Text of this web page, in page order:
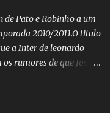
Pato e Robinho a um
2010/2011.O titulo
a Inter de leonardo
rumores de que Jos
;